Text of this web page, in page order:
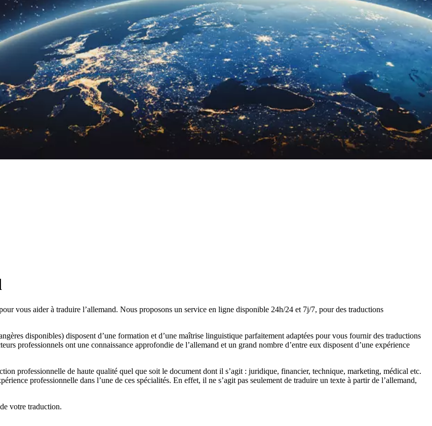
vous aider à traduire l’allemand. Nous proposons un service en ligne disponible 24h/24 et 7j/7, pour des traductions
disponibles) disposent d’une formation et d’une maîtrise linguistique parfaitement adaptées pour vous fournir des traductions
professionnels ont une connaissance approfondie de l’allemand et un grand nombre d’entre eux disposent d’une expérience
professionnelle de haute qualité quel que soit le document dont il s’agit : juridique, financier, technique, marketing, médical etc.
professionnelle dans l’une de ces spécialités. En effet, il ne s’agit pas seulement de traduire un texte à partir de l’allemand,
votre traduction.